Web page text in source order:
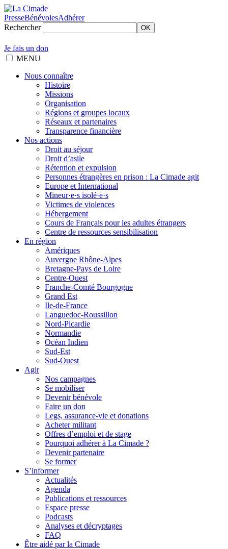
PresseBénévolesAdhérer
Rechercher
OK
Je fais un don
MENU
Nous connaître
Histoire
Missions
Organisation
Régions et groupes locaux
Réseaux et partenaires
Transparence financière
Nos actions
Droit au séjour
Droit d’asile
Rétention et expulsion
Personnes étrangères en prison : La Cimade agit
Europe et International
Mineur·e·s isolé·e·s
Victimes de violences
Hébergement
Cours de Français pour les adultes étrangers
Centre de ressources sensibilisation
En région
Amériques
Auvergne Rhône-Alpes
Bretagne-Pays de Loire
Centre-Ouest
Franche-Comté Bourgogne
Grand Est
Ile-de-France
Languedoc-Roussillon
Nord-Picardie
Normandie
Océan Indien
Sud-Est
Sud-Ouest
Agir
Nos campagnes
Se mobiliser
Devenir bénévole
Faire un don
Legs, assurance-vie et donations
Acheter militant
Offres d’emploi et de stage
Pourquoi adhérer à La Cimade ?
Devenir partenaire
Se former
S’informer
Actualités
Agenda
Publications et ressources
Espace presse
Podcasts
Analyses et décryptages
FAQ
Être aidé par la Cimade